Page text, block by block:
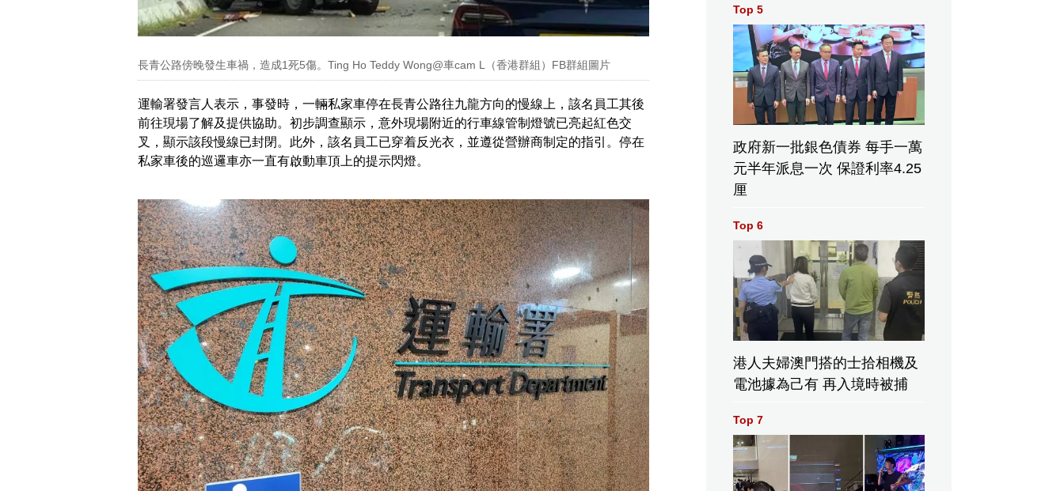
長青公路傍晚發生車禍，造成1死5傷。Ting Ho Teddy Wong@車cam L（香港群組）FB群組圖片
運輸署發言人表示，事發時，一輛私家車停在長青公路往九龍方向的慢線上，該名員工其後
前往現場了解及提供協助。初步調查顯示，意外現場附近的行車線管制燈號已亮起紅色交
叉，顯示該段慢線已封閉。此外，該名員工已穿着反光衣，並遵從營辦商制定的指引。停在
私家車後的巡邏車亦一直有啟動車頂上的提示閃燈。
Top 5
政府新一批銀色債券 每手一萬
元半年派息一次 保證利率4.25
厘
Top 6
港人夫婦澳門搭的士拾相機及
電池據為己有 再入境時被捕
Top 7